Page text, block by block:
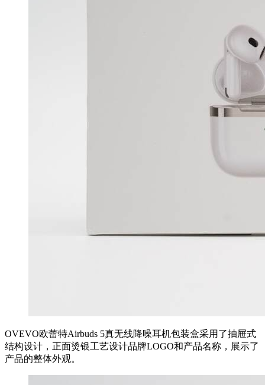
OVEVO欧蕾特Airbuds 5真无线降噪耳机包装盒采用了抽屉式
结构设计，正面烫银工艺设计品牌LOGO和产品名称，展示了
产品的整体外观。